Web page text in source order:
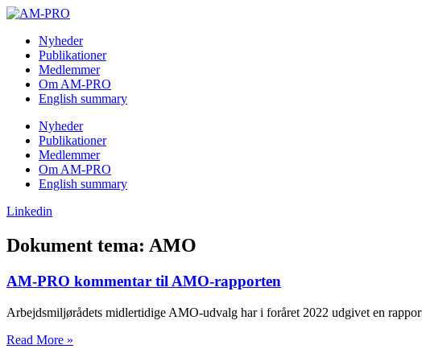
Skip
contentNyheder
Publikationer
Medlemmer
Om AM-PRO
English summary
Nyheder
Publikationer
Medlemmer
Om AM-PRO
English summary
Linkedin
Dokument tema: AMO
AM-PRO kommentar til AMO-rapporten
Arbejdsmiljørådets midlertidige AMO-udvalg har i foråret 2022 udgivet en
Read More »